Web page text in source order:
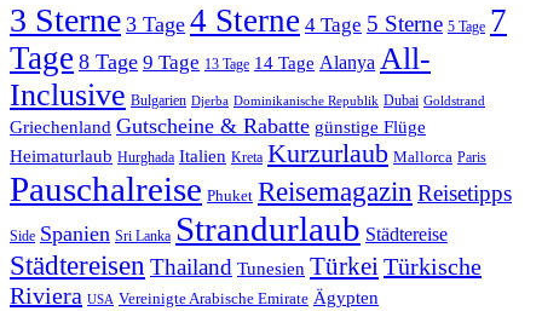
3 Sterne 3 Tage 4 Sterne 4 Tage 5 Sterne 5 Tage 7
Tage 8 Tage 9 Tage 13 Tage 14 Tage Alanya All-
Inclusive Bulgarien Djerba Dominikanische Republik Dubai Goldstrand
Griechenland Gutscheine & Rabatte günstige Flüge
Heimaturlaub Hurghada Italien Kreta Kurzurlaub Mallorca Paris
Pauschalreise Phuket Reisemagazin Reisetipps
Side Spanien Sri Lanka Strandurlaub Städtereise
Städtereisen Thailand Tunesien TürkeiTürkische
Riviera USA Vereinigte Arabische Emirate Ägypten